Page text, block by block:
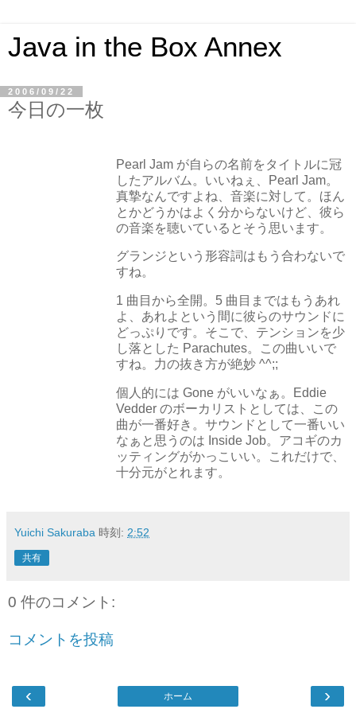
Java in the Box Annex
2006/09/22
今日の一枚
Pearl Jam が自らの名前をタイトルに冠
したアルバム。いいねぇ、Pearl Jam。
真摯なんですよね、音楽に対して。ほん
とかどうかはよく分からないけど、彼ら
の音楽を聴いているとそう思います。
グランジという形容詞はもう合わないで
すね。
1 曲目から全開。5 曲目まではもうあれ
よ、あれよという間に彼らのサウンドに
どっぷりです。そこで、テンションを少
し落とした Parachutes。この曲いいで
すね。力の抜き方が絶妙 ^^;;
個人的には Gone がいいなぁ。Eddie
Vedder のボーカリストとしては、この
曲が一番好き。サウンドとして一番いい
なぁと思うのは Inside Job。アコギのカ
ッティングがかっこいい。これだけで、
十分元がとれます。
Yuichi Sakuraba 時刻: 2:52
共有
0 件のコメント:
コメントを投稿
‹ ›
ホーム